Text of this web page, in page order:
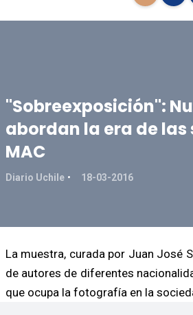
"Sobreexposición":
abordan la era de las
MAC
Diario Uchile 18-03-2016
La muestra, curada por Juan José
de autores de diferentes
que ocupa la fotografía en la